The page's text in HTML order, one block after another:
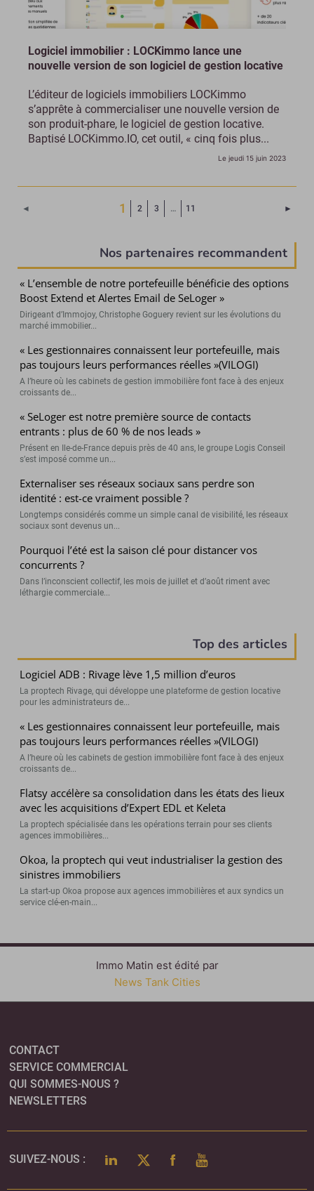
Logiciel immobilier : LOCKimmo lance une
nouvelle version de son logiciel de gestion locative
L’éditeur de logiciels immobiliers LOCKimmo
s’apprête à commercialiser une nouvelle version de
son produit-phare, le logiciel de gestion locative.
Baptisé LOCKimmo.IO, cet outil, « cinq fois plus...
Le jeudi 15 juin 2023
◄ 1 (Page courante)
2 3 … 11 ►
Nos partenaires recommandent
« L’ensemble de notre portefeuille bénéficie des options
Boost Extend et Alertes Email de SeLoger »
Dirigeant d’Immojoy, Christophe Goguery revient sur les évolutions du
marché immobilier...
« Les gestionnaires connaissent leur portefeuille, mais
pas toujours leurs performances réelles »(VILOGI)
A l’heure où les cabinets de gestion immobilière font face à des enjeux
croissants de...
« SeLoger est notre première source de contacts
entrants : plus de 60 % de nos leads »
Présent en Ile-de-France depuis près de 40 ans, le groupe Logis Conseil
s’est imposé comme un...
Externaliser ses réseaux sociaux sans perdre son
identité : est-ce vraiment possible ?
Longtemps considérés comme un simple canal de visibilité, les réseaux
sociaux sont devenus un...
Pourquoi l’été est la saison clé pour distancer vos
concurrents ?
Dans l’inconscient collectif, les mois de juillet et d’août riment avec
léthargie commerciale...
Top des articles
Logiciel ADB : Rivage lève 1,5 million d’euros
La proptech Rivage, qui développe une plateforme de gestion locative
pour les administrateurs de...
« Les gestionnaires connaissent leur portefeuille, mais
pas toujours leurs performances réelles »(VILOGI)
A l’heure où les cabinets de gestion immobilière font face à des enjeux
croissants de...
Flatsy accélère sa consolidation dans les états des lieux
avec les acquisitions d’Expert EDL et Keleta
La proptech spécialisée dans les opérations terrain pour ses clients
agences immobilières...
Okoa, la proptech qui veut industrialiser la gestion des
sinistres immobiliers
La start-up Okoa propose aux agences immobilières et aux syndics un
service clé-en-main...
Immo Matin est édité par
News Tank Cities
CONTACT
SERVICE COMMERCIAL
QUI SOMMES-NOUS ?
NEWSLETTERS
SUIVEZ-NOUS : LINKEDINTWITTERFACEBOOK
YOUTUBE